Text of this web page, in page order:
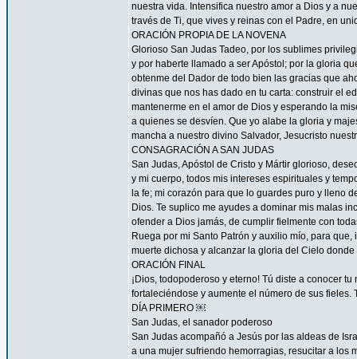
nuestra vida. Intensifica nuestro amor a Dios y a
través de Ti, que vives y reinas con el Padre, en
ORACIÓN PROPIA DE LA NOVENA
Glorioso San Judas Tadeo, por los sublimes
y por haberte llamado a ser Apóstol; por la gloria
obtenme del Dador de todo bien las gracias que
divinas que nos has dado en tu carta: construir el
mantenerme en el amor de Dios y esperando la
a quienes se desvíen. Que yo alabe la gloria y
mancha a nuestro divino Salvador, Jesucristo
CONSAGRACIÓN A SAN JUDAS
San Judas, Apóstol de Cristo y Mártir glorioso,
y mi cuerpo, todos mis intereses espirituales y
la fe; mi corazón para que lo guardes puro y lleno
Dios. Te suplico me ayudes a dominar mis malas
ofender a Dios jamás, de cumplir fielmente con
Ruega por mi Santo Patrón y auxilio mío, para
muerte dichosa y alcanzar la gloria del Cielo
ORACIÓN FINAL
¡Dios, todopoderoso y eterno! Tú diste a conocer
fortaleciéndose y aumente el número de sus fieles.
DÍA PRIMERO ￼
San Judas, el sanador poderoso
San Judas acompañó a Jesús por las aldeas de
a una mujer sufriendo hemorragias, resucitar a los